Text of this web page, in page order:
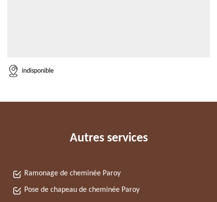
indisponible
Autres services
Ramonage de cheminée Paroy
Pose de chapeau de cheminée Paroy